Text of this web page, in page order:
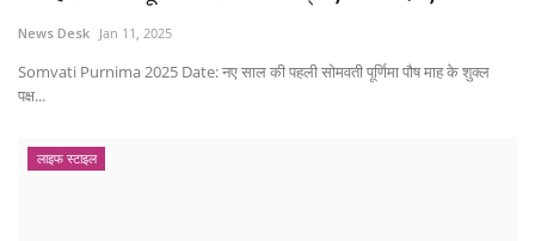
News Desk Jan 11, 2025
Somvati Purnima 2025 Date: नए साल की पहली सोमवती पूर्णिमा पौष माह के शुक्ल
पक्ष...
लाइफ स्टाइल